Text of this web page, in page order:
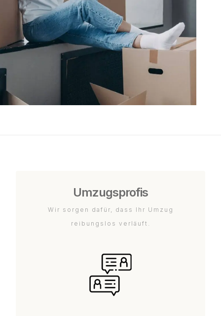
Umzugsprofis
Wir sorgen dafür, dass Ihr Umzug
reibungslos verläuft.